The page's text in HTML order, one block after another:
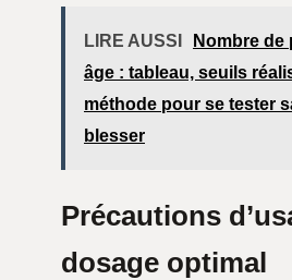
LIRE AUSSI
Nombre de
âge : tableau, seuils
méthode pour se tester
blesser
Précautions
dosage optimal